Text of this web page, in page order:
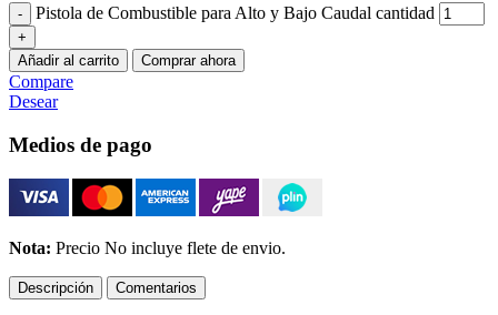
Pistola de Combustible para Alto y Bajo Caudal cantidad
Añadir al carrito Comprar ahora
Compare
Desear
Medios de pago
Nota: Precio No incluye flete de envio.
Descripción Comentarios